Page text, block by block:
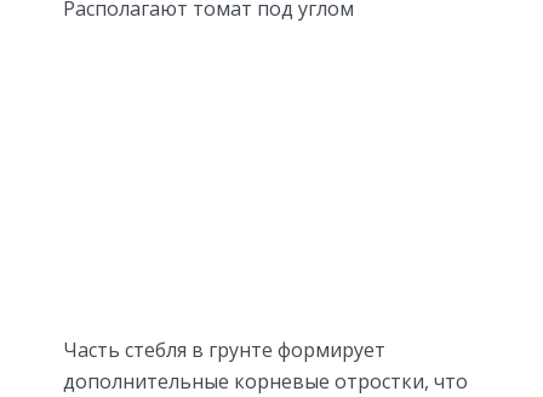
Располагают томат под углом
Часть стебля в грунте формирует
дополнительные корневые отростки, что